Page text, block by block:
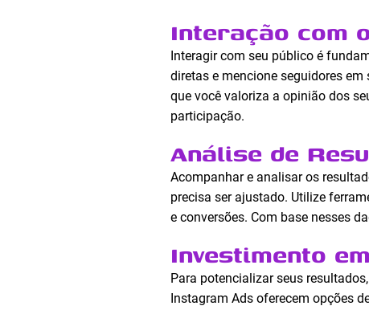
Interação com
Interagir com seu público é
diretas e mencione seguidores
que você valoriza a opinião dos
participação.
Análise de
Acompanhar e analisar os
precisa ser ajustado. Utilize
e conversões. Com base nesses
Investimento
Para potencializar seus
Instagram Ads oferecem opções